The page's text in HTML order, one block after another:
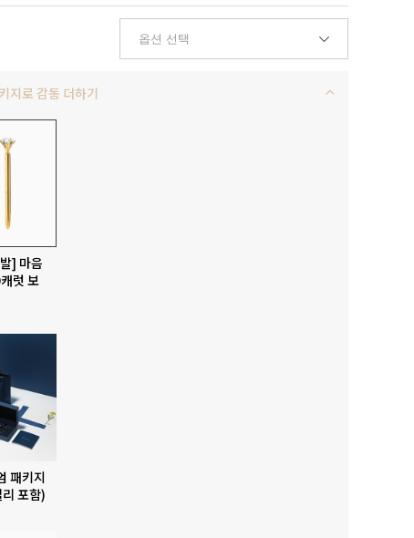
지로 감동 더하기
] 마음
럿 보
패키지
포함)